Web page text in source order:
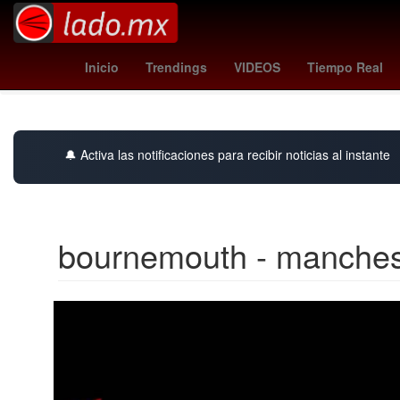
Inicio Trendings VIDEOS Tiempo Real
Jimmy Page Club Atlético Vélez Sarsfield Juan Román
🔔 Activa las notificaciones para recibir noticias al instante
bournemouth -